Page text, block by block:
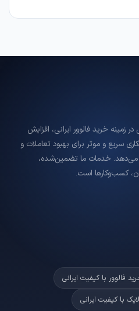
زمینه خرید فالوور ایرانی، افزایش
سریع و موثر برای بهبود تعاملات و
می‌دهد. خدمات ما تضمین‌شده،
کسب‌وکارها است.
فالوور با کیفیت ایرانی
با کیفیت ایرانی